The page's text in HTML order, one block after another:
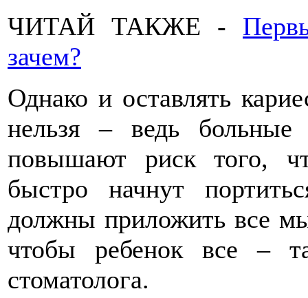
ЧИТАЙ ТАКЖЕ -
зачем?
Однако и оставлять
нельзя – ведь
повышают риск того,
быстро начнут
должны приложить все
чтобы ребенок все –
стоматолога.